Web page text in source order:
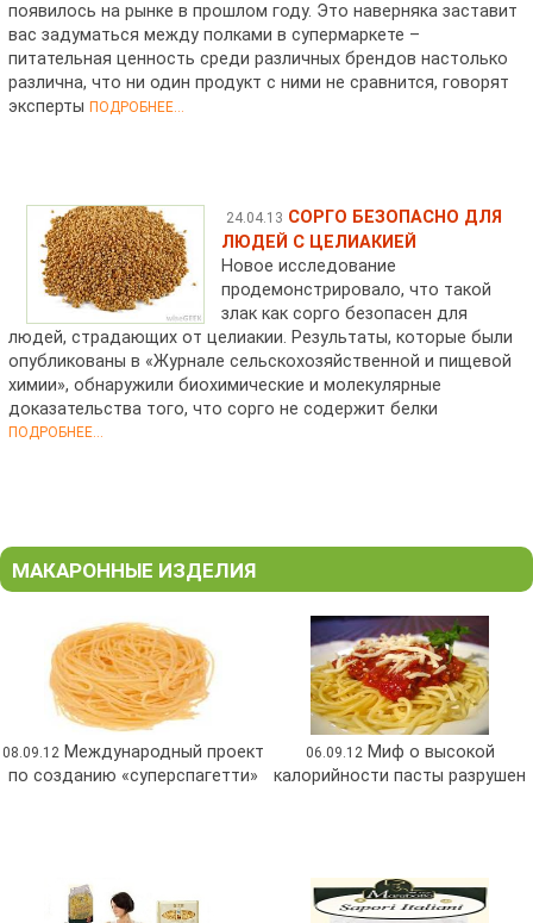
появилось на рынке в прошлом году. Это наверняка заставит
вас задуматься между полками в супермаркете –
питательная ценность среди различных брендов настолько
различна, что ни один продукт с ними не сравнится, говорят
экспертыПОДРОБНЕЕ...
24.04.13 СОРГО БЕЗОПАСНО ДЛЯ
ЛЮДЕЙ С ЦЕЛИАКИЕЙ
Новое исследование
продемонстрировало, что такой
злак как сорго безопасен для
людей, страдающих от целиакии. Результаты, которые были
опубликованы в «Журнале сельскохозяйственной и пищевой
химии», обнаружили биохимические и молекулярные
доказательства того, что сорго не содержит белки
ПОДРОБНЕЕ...
МАКАРОННЫЕ ИЗДЕЛИЯ
08.09.12 Международный проект
по созданию «суперспагетти»
06.09.12Миф о высокой
калорийности пасты разрушен